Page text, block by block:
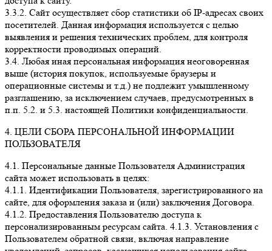
3.3.2. Сайт осуществляет сбор статистики об IP-адресах своих
посетителей. Данная информация используется с целью
выявления и решения технических проблем, для контроля
корректности проводимых операций.
3.4. Любая иная персональная информация неоговоренная
выше (история покупок, используемые браузеры и
операционные системы и т.д.) не подлежит умышленному
разглашению, за исключением случаев, предусмотренных в
п.п. 5.2. и 5.3. настоящей Политики конфиденциальности.
4. ЦЕЛИ СБОРА ПЕРСОНАЛЬНОЙ ИНФОРМАЦИИ
ПОЛЬЗОВАТЕЛЯ
4.1. Персональные данные Пользователя Администрация
сайта может использовать в целях:
4.1.1. Идентификации Пользователя, зарегистрированного на
сайте, для оформления заказа и (или) заключения Договора.
4.1.2. Предоставления Пользователю доступа к
персонализированным ресурсам сайта. 4.1.3. Установления с
Пользователем обратной связи, включая направление